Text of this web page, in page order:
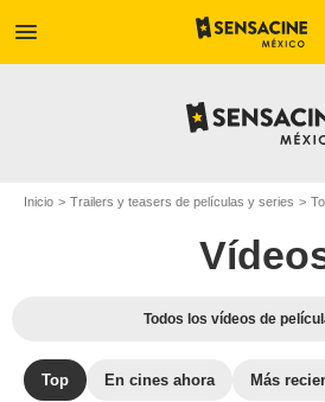
menu
Inicio Trailers y teasers de películas y series
Todos los vídeos de
Top En cines ahora Más